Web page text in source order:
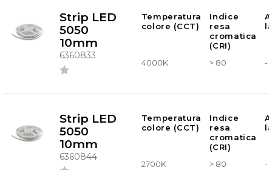
Strip LED
5050
10mm
6360833
Temperatura
colore (CCT)
Indice
resa
cromatica
(CRI)
4000K > 80 -
Strip LED
5050
10mm
6360844
Temperatura
colore (CCT)
Indice
resa
cromatica
(CRI)
2700K > 80 -